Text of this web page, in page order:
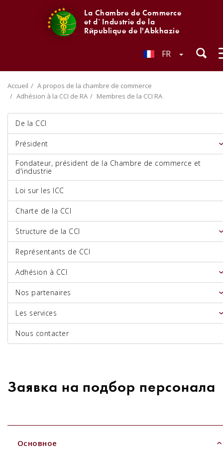
La Chambre de Commerce
et d`Industrie de la
République de l'Abkhazie
FR
Accueil
A propos de la chambre de commerce
Adhésion à la CCI de RA
Membres de la CCI RA
De la CCI
Président
Fondateur, président de la Chambre de commerce et
d'industrie
Loi sur les ICC
Charte de la CCI
Structure de la CCI
Représentants de CCI
Adhésion à CCI
Nos partenaires
Les services
Nous contacter
Заявка на подбор персонала
Основное